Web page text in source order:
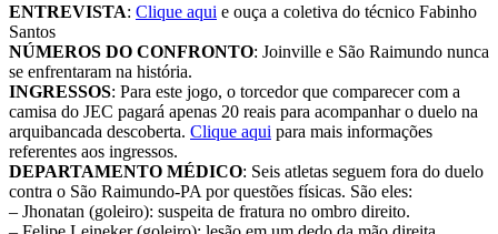
ENTREVISTA: Clique aqui e ouça a coletiva do técnico Fabinho
Santos
NÚMEROS DO CONFRONTO: Joinville e São Raimundo nunca
se enfrentaram na história.
INGRESSOS: Para este jogo, o torcedor que comparecer com a
camisa do JEC pagará apenas 20 reais para acompanhar o duelo na
arquibancada descoberta. Clique aqui para mais informações
referentes aos ingressos.
DEPARTAMENTO MÉDICO: Seis atletas seguem fora do duelo
contra o São Raimundo-PA por questões físicas. São eles:
– Jhonatan (goleiro): suspeita de fratura no ombro direito.